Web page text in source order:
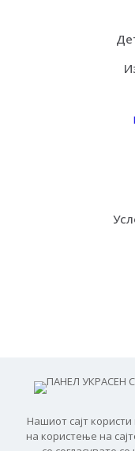
Нашиот сајт
на користење на